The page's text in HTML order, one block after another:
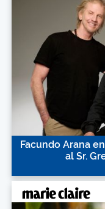
Facundo Arana
al Sr.